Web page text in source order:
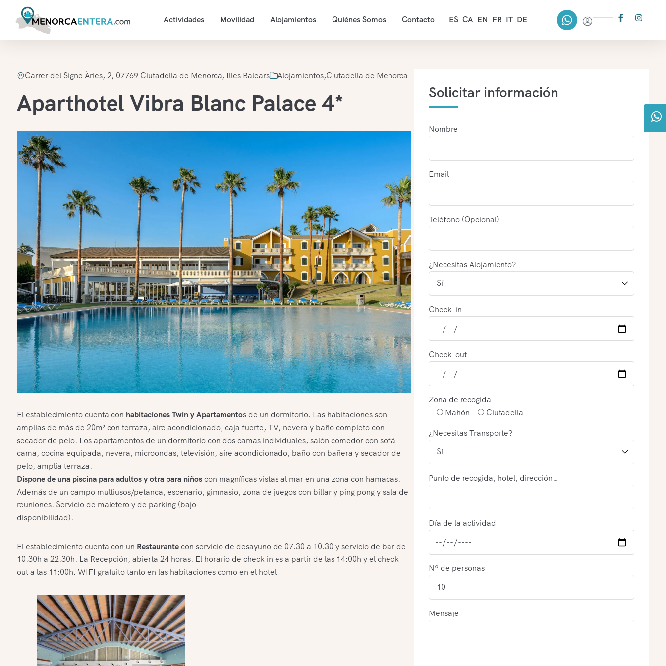
Actividades Movilidad Alojamientos Quiénes Somos Contacto ES CA EN FR IT DE
Carrer del Signe Àries, 2, 07769 Ciutadella de Menorca, Illes Balears Alojamientos,Ciutadella de Menorca
Aparthotel Vibra Blanc Palace 4*
El establecimiento cuenta con habitaciones Twin y Apartamentos de un dormitorio. Las habitaciones son
amplias de más de 20m² con terraza, aire acondicionado, caja fuerte, TV, nevera y baño completo con
secador de pelo. Los apartamentos de un dormitorio con dos camas individuales, salón comedor con sofá
cama, cocina equipada, nevera, microondas, televisión, aire acondicionado, baño con bañera y secador de
pelo, amplia terraza.
Dispone de una piscina para adultos y otra para niñoscon magníficas vistas al mar en una zona con hamacas.
Además de un campo multiusos/petanca, escenario, gimnasio, zona de juegos con billar y ping pong y sala de
reuniones. Servicio de maletero y de parking (bajo
disponibilidad).
El establecimiento cuenta con un Restaurantecon servicio de desayuno de 07.30 a 10.30 y servicio de bar de
10.30h a 22.30h. La Recepción, abierta 24 horas. El horario de check in es a partir de las 14:00h y el check
out a las 11:00h. WIFI gratuito tanto en las habitaciones como en el hotel
Solicitar información
Nombre
Email
Teléfono (Opcional)
¿Necesitas Alojamiento?
Check-in
Check-out
Zona de recogida
Mahón
Ciutadella
¿Necesitas Transporte?
Punto de recogida, hotel, dirección…
Día de la actividad
Nº de personas
Mensaje